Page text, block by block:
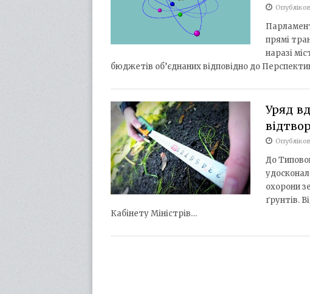
прямі
наразі
бюджетів об’єднаних відповідно до
Уряд
До
охорони
ґрунтів.
Кабінету Міністрів…